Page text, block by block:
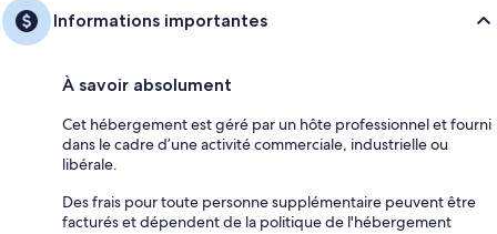
Informations importantes
À savoir absolument
Cet hébergement est géré par un hôte professionnel et fourni
dans le cadre d’une activité commerciale, industrielle ou
libérale.
Des frais pour toute personne supplémentaire peuvent être
facturés et dépendent de la politique de l'hébergement